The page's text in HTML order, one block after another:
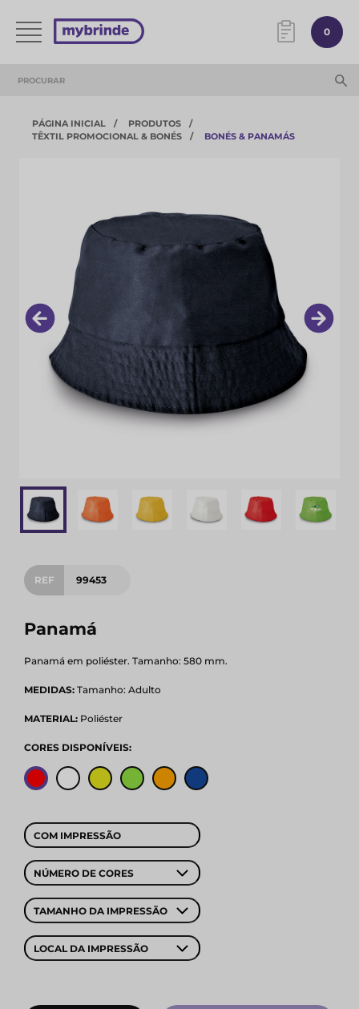
0
PÁGINA INICIAL
PRODUTOS
TÊXTIL PROMOCIONAL & BONÉS
BONÉS & PANAMÁS
REF 99453
Panamá
Panamá em poliéster. Tamanho: 580 mm.
MEDIDAS: Tamanho: Adulto
MATERIAL: Poliéster
CORES DISPONÍVEIS:
COM IMPRESSÃO
NÚMERO DE CORES
TAMANHO DA IMPRESSÃO
LOCAL DA IMPRESSÃO